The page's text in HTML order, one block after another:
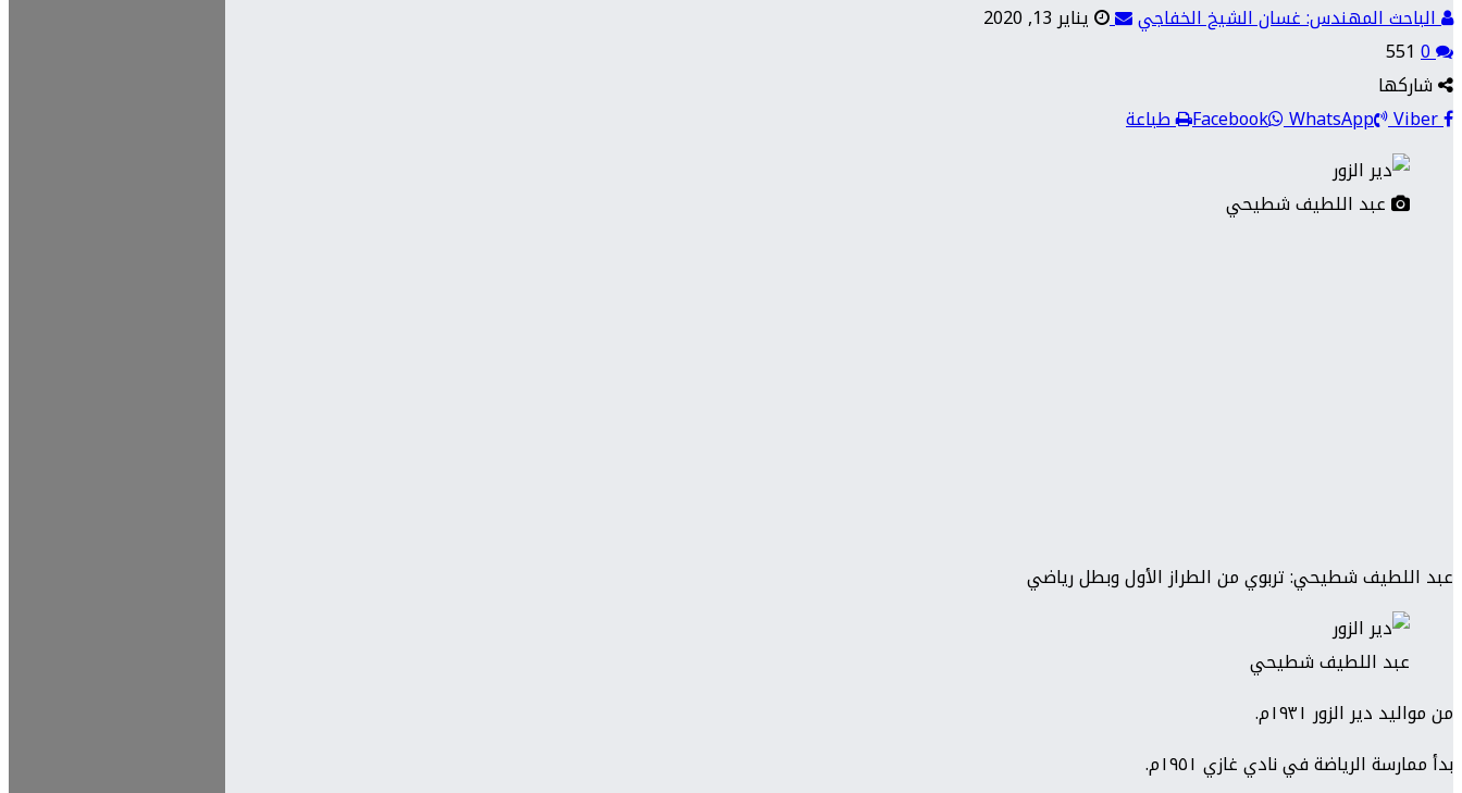
الباحث المهندس: غسان الشيخ الخفاجي
يناير 13, 2020
0
شاركها
Facebook
WhatsApp Viber طباعة
عبد اللطيف شطيحي
عبد اللطيف شطيحي: تربوي من الطراز الأول وبطل رياضي
عبد اللطيف شطيحي
من مواليد دير الزور ١٩٣١م.
بدأ ممارسة الرياضة في نادي غازي ١٩٥١م.